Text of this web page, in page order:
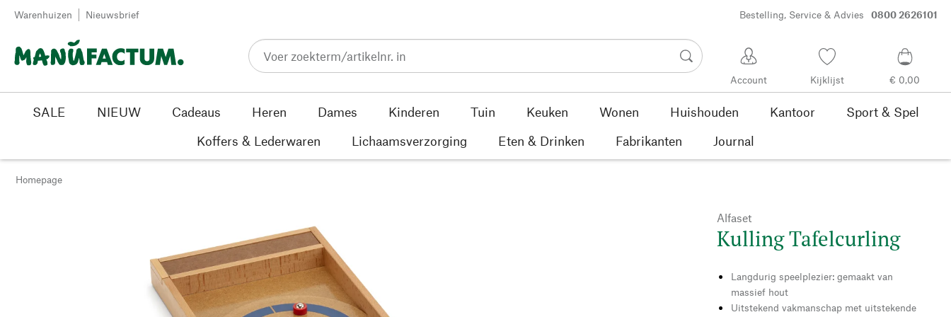
Passer au contenu
Warenhuizen Nieuwsbrief Bestelling, Service & Advies 0800 2626101
Account Kijklijst € 0,00
SALE NIEUW Cadeaus Heren Dames Kinderen Tuin Keuken Wonen Huishouden Kantoor
Sport & Spel
Koffers & Lederwaren
Lichaamsverzorging Eten & Drinken Fabrikanten Journal
Homepage
Alfaset
Kulling Tafelcurling
Langdurig speelplezier: gemaakt van
massief hout
Uitstekend vakmanschap met uitstekende